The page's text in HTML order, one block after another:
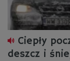
Ciepły
deszcz i